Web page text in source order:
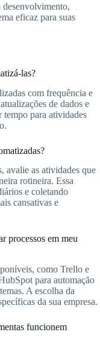
desenvolvimento,
eficaz para suas
las?
com frequência e
de dados e
tempo para atividades
avalie as atividades que
rotineira. Essa
e coletando
cansativas e
processos em meu
como Trello e
para automação
A escolha da
da sua empresa.
funcionem